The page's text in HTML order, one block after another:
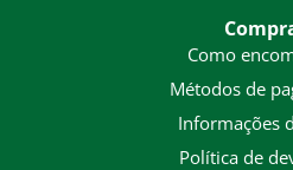
Como
Métodos de
Informações
Política de